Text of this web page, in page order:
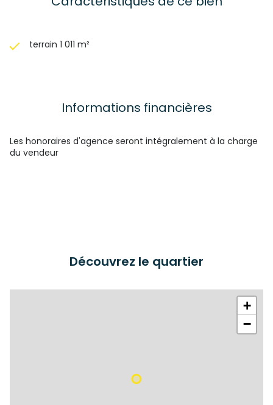
terrain 1 011 m²
Informations financières
Les honoraires d'agence seront intégralement à la charge
du vendeur
Découvrez le quartier
+
−